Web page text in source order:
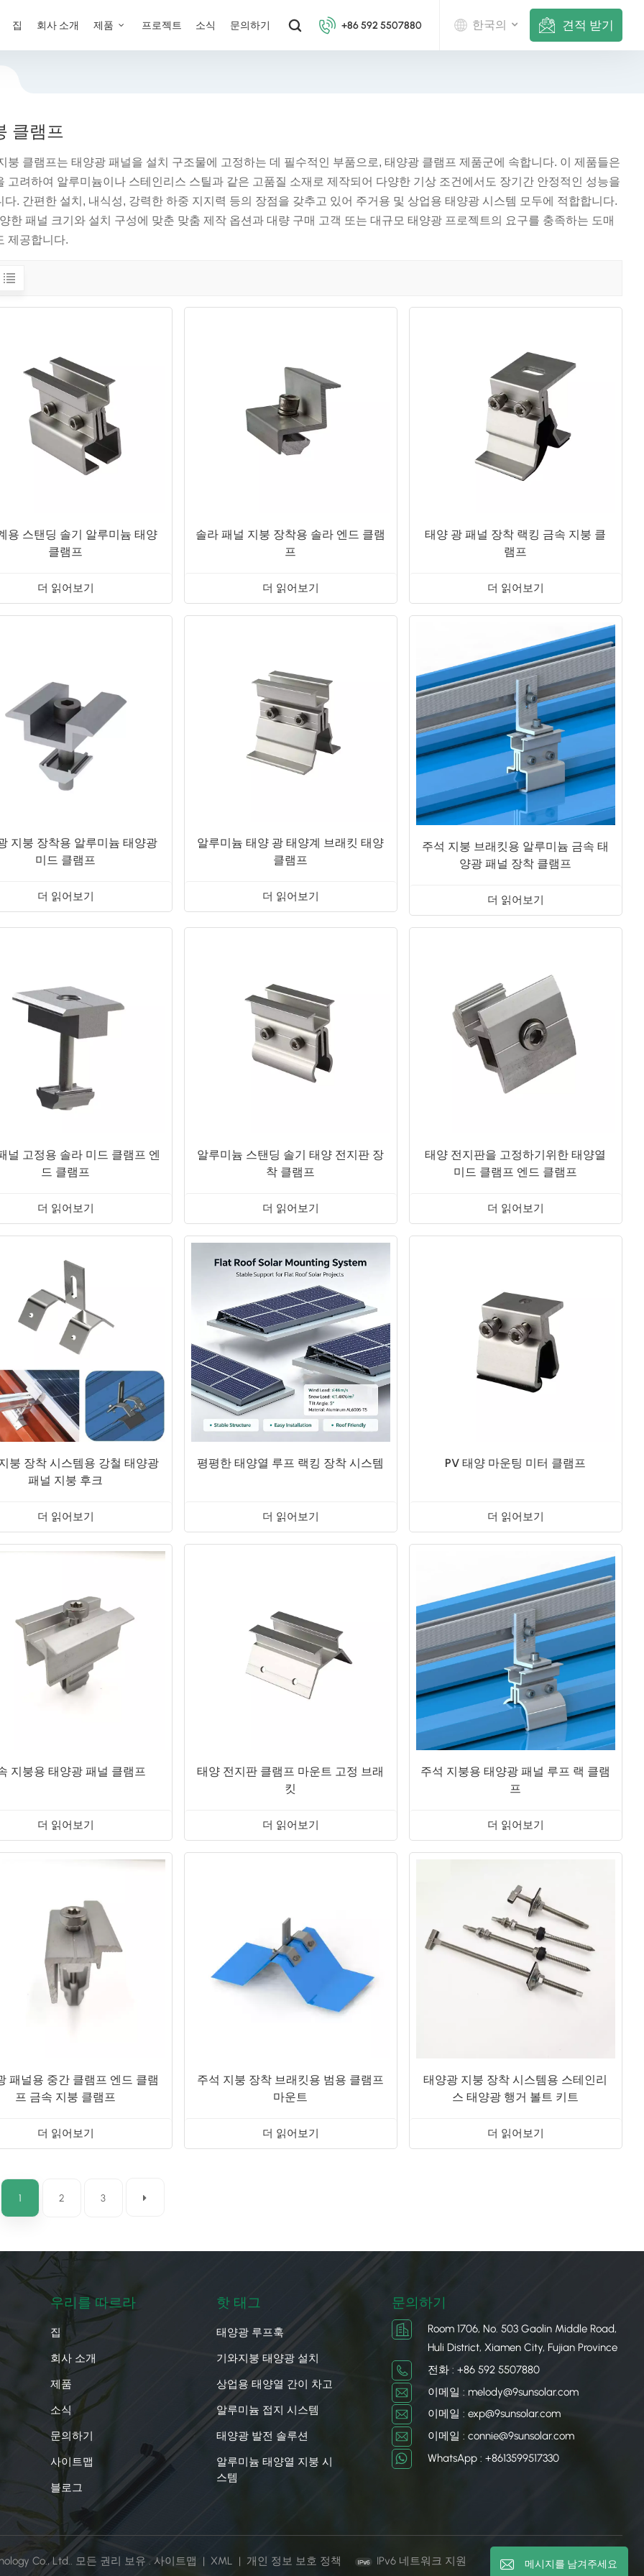
집 회사 소개 제품 프로젝트 소식 문의하기 +86 592 5507880 한국의
italiano
español
견적 받기
클램프
붕 클램프는 태양광 패널을 설치 구조물에 고정하는 데 필수적인 부품으로, 태양광 클램프 제품군에 속합니다. 이 제품들은
고려하여 알루미늄이나 스테인리스 스틸과 같은 고품질 소재로 제작되어 다양한 기상 조건에서도 장기간 안정적인 성능을
다. 간편한 설치, 내식성, 강력한 하중 지지력 등의 장점을 갖추고 있어 주거용 및 상업용 태양광 시스템 모두에 적합합니다.
한 패널 크기와 설치 구성에 맞춘 맞춤 제작 옵션과 대량 구매 고객 또는 대규모 태양광 프로젝트의 요구를 충족하는 도매
제공합니다.
용 스탠딩 솔기 알루미늄 태양
클램프
더 읽어보기
솔라 패널 지붕 장착용 솔라 엔드 클램
프
더 읽어보기
태양 광 패널 장착 랙킹 금속 지붕 클
램프
더 읽어보기
지붕 장착용 알루미늄 태양광
미드 클램프
더 읽어보기
알루미늄 태양 광 태양계 브래킷 태양
클램프
더 읽어보기
주석 지붕 브래킷용 알루미늄 금속 태
양광 패널 장착 클램프
더 읽어보기
널 고정용 솔라 미드 클램프 엔
드 클램프
더 읽어보기
알루미늄 스탠딩 솔기 태양 전지판 장
착 클램프
더 읽어보기
태양 전지판을 고정하기위한 태양열
미드 클램프 엔드 클램프
더 읽어보기
붕 장착 시스템용 강철 태양광
패널 지붕 후크
더 읽어보기
평평한 태양열 루프 랙킹 장착 시스템
더 읽어보기
PV 태양 마운팅 미터 클램프
더 읽어보기
지붕용 태양광 패널 클램프
더 읽어보기
태양 전지판 클램프 마운트 고정 브래
킷
더 읽어보기
주석 지붕용 태양광 패널 루프 랙 클램
프
더 읽어보기
패널용 중간 클램프 엔드 클램
프 금속 지붕 클램프
더 읽어보기
주석 지붕 장착 브래킷용 범용 클램프
마운트
더 읽어보기
태양광 지붕 장착 시스템용 스테인리
스 태양광 행거 볼트 키트
더 읽어보기
1 2 3
우리를 따르라
집
회사 소개
제품
소식
문의하기
사이트맵
블로그
핫 태그
태양광 루프훅
기와지붕 태양광 설치
상업용 태양열 간이 차고
알루미늄 접지 시스템
태양광 발전 솔루션
알루미늄 태양열 지붕 시
스템
문의하기
Room 1706, No. 503 Gaolin Middle Road,
Huli District, Xiamen City, Fujian Province
전화 : +86 592 5507880
이메일 : melody@9sunsolar.com
이메일 : exp@9sunsolar.com
이메일 : connie@9sunsolar.com
WhatsApp : +8613599517330
Co., Ltd.. 모든 권리 보유 . 사이트맵 | XML | 개인 정보 보호 정책 IPv6 네트워크 지원 메시지를 남겨주세요